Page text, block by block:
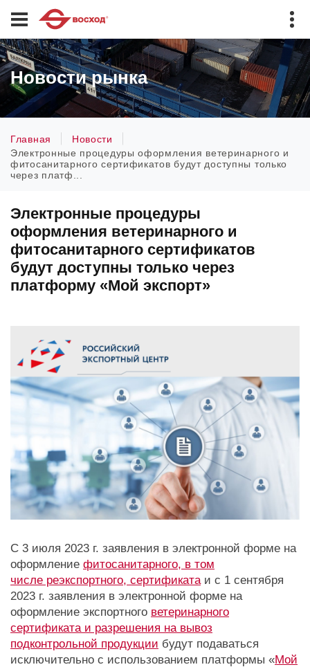
Новости рынка
Главная
Новости
Электронные процедуры оформления ветеринарного и
фитосанитарного сертификатов будут доступны только
через платф...
Электронные процедуры
оформления ветеринарного и
фитосанитарного сертификатов
будут доступны только через
платформу «Мой экспорт»
С 3 июля 2023 г. заявления в электронной форме на
оформление фитосанитарного, в том
числе реэкспортного, сертификатаи с 1 сентября
2023 г. заявления в электронной форме на
оформление экспортного ветеринарного
сертификата и разрешения на вывоз
подконтрольной продукции будут подаваться
исключительно с использованием платформы «Мой